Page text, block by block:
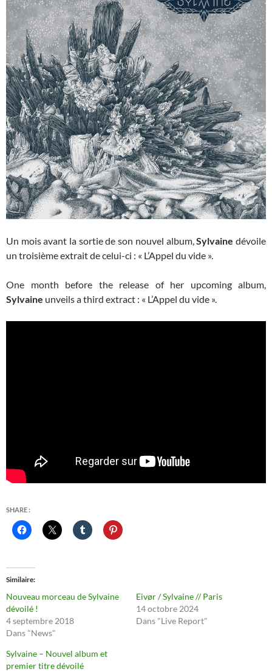
Un mois avant la sortie de son nouvel album,Sylvaine dévoile
un troisième extrait de celui-ci : « L’Appel du vide ».
One month before the release of her upcoming album,
Sylvaine unveils a third extract : « L’Appel du vide ».
SHARE :
Similaire
Nouveau morceau de Sylvaine
dévoilé !
4 septembre 2018
Dans "News"
Eivør / Sylvaine // Paris
14 octobre 2024
Dans "Live Report"
Sylvaine – Nouvel album et
premier titre dévoilé